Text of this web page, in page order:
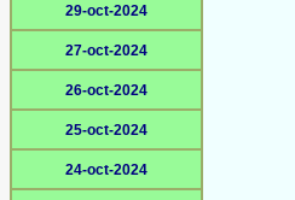
29-oct-2024
27-oct-2024
26-oct-2024
25-oct-2024
24-oct-2024